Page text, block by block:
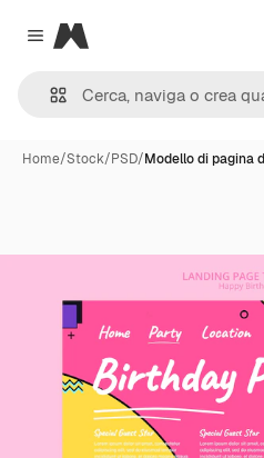
Close menu
Magnific
Home/Stock/PSD/Modello di pagina